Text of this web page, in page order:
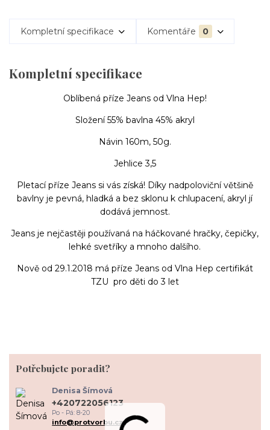
Kompletní specifikace Komentáře 0
Kompletní specifikace
Oblíbená příze Jeans od Vlna Hep!
Složení 55% bavlna 45% akryl
Návin 160m, 50g.
Jehlice 3,5
Pletací příze Jeans si vás získá! Díky nadpoloviční většině
bavlny je pevná, hladká a bez sklonu k chlupacení, akryl jí
dodává jemnost.
Jeans je nejčastěji používaná na háčkované hračky, čepičky,
lehké svetříky a mnoho dalšího.
Nově od 29.1.2018 má příze Jeans od Vlna Hep certifikát
TZU pro děti do 3 let
Potřebujete poradit?
Denisa Šímová
+420722056123
Po - Pá: 8-20
info@protvorbu.cz